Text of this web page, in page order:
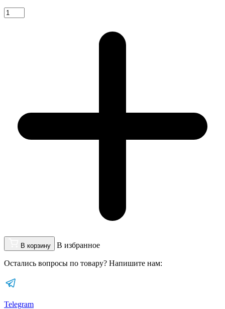
В корзину В избранное
Остались вопросы по товару? Напишите нам:
Telegram